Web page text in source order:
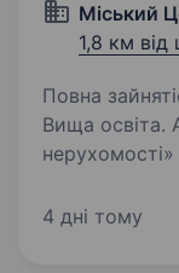
Міський
1,8 км від
Повна
Вища освіта. АН «Міський центр
людям
4 дні тому